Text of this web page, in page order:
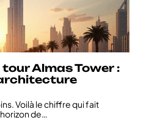
Almas Tower :
Voilà le chiffre qui fait
de…